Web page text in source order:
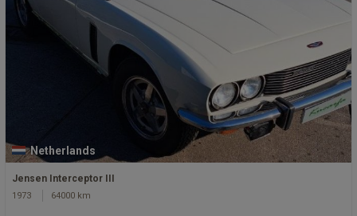
Netherlands
Jensen Interceptor III
1973 64000 km